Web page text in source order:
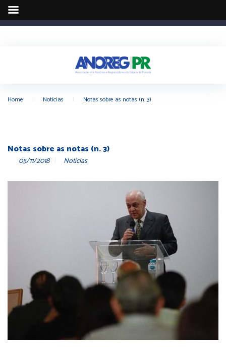
Home Notícias Notas sobre as notas (n. 3)
Notas sobre as notas (n. 3)
05/11/2018 Notícias